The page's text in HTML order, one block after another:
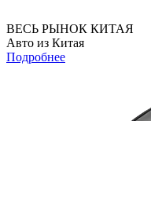
ВЕСЬ РЫНОК КИТАЯ
Авто из Китая
Подробнее